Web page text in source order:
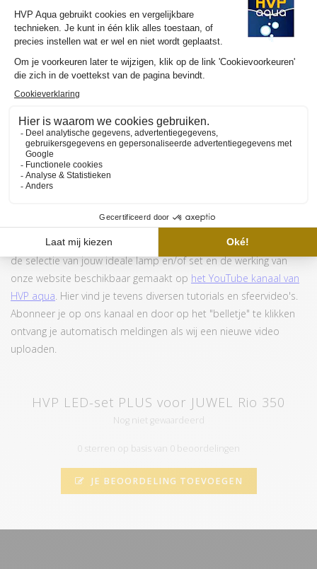
Voornamelijk voor Primo aquaria, maar in sommige situaties
ook in andere aquaria. Kijkhiervoor meer informatie over hoe
deze lampen gemonteerd moeten worden.
Wil je graag meer weten over de werking en de aanschaf van de
HVP aqua RetroLine? Wij hebben meerdere YouTube video's om
de selectie van jouw ideale lamp en/of set en de werking van
onze website beschikbaar gemaakt op het YouTube kanaal van
HVP aqua. Hier vind je tevens diversen tutorials en sfeervideo's.
Abonneer je op ons kanaal en door op het "belletje" te klikken
ontvang je automatisch meldingen als wij een nieuwe video
uploaden.
HVP LED-set PLUS voor JUWEL Rio 350
Nog niet gewaardeerd
0 sterren op basis van 0 beoordelingen
JE BEOORDELING TOEVOEGEN